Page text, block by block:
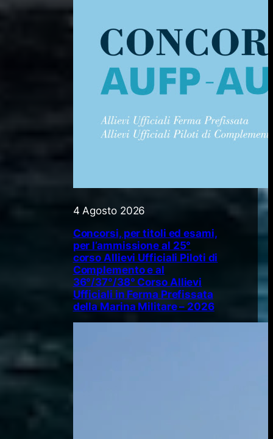
4 Agosto 2026
Concorsi, per titoli ed esami,
per l’ammissione al 25°
corso Allievi Ufficiali Piloti di
Complemento e al
36°/37°/38° Corso Allievi
Ufficiali in Ferma Prefissata
della Marina Militare – 2026